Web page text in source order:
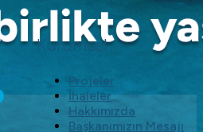
Kurumsal
Projeler
İhaleler
Hakkımızda
Başkanımızın Mesajı